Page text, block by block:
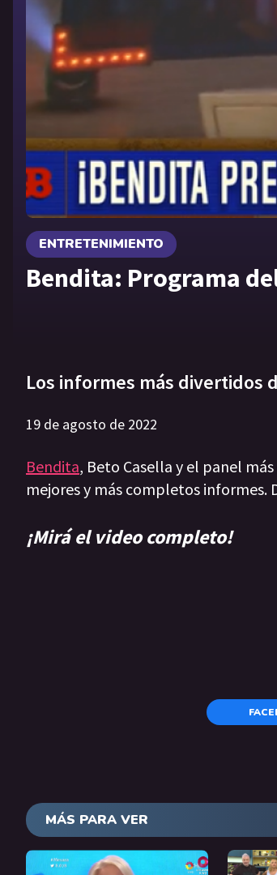
ENTRETENIMIENTO
Bendita: Programa
Los informes más divertidos
19 de agosto de 2022
Bendita, Beto Casella y el panel
mejores y más completos informes.
¡Mirá el video completo!
MÁS PARA VER